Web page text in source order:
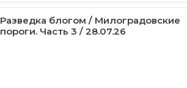
Разведка блогом / Милоградовские
пороги. Часть 3 / 28.07.26